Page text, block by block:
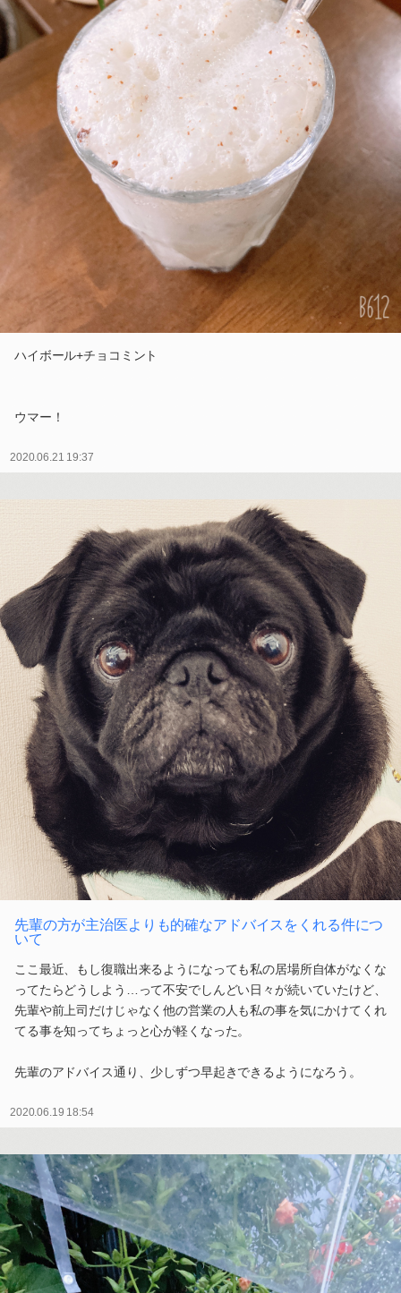
ハイボール+チョコミント
ウマー！
2020.06.21 19:37
先輩の方が主治医よりも的確なアドバイスをくれる件につ
いて
ここ最近、もし復職出来るようになっても私の居場所自体がなくな
ってたらどうしよう…って不安でしんどい日々が続いていたけど、
先輩や前上司だけじゃなく他の営業の人も私の事を気にかけてくれ
てる事を知ってちょっと心が軽くなった。
先輩のアドバイス通り、少しずつ早起きできるようになろう。
2020.06.19 18:54